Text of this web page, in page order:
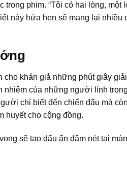
trong phim. “Tôi có hai lòng,
này hứa hẹn sẽ mang lại nhiều
cho khán giả những phút giây
nhiệm của những người lính
chỉ biết đến chiến đấu mà
huyết cho cộng đồng.
sẽ tạo dấu ấn đậm nét tại